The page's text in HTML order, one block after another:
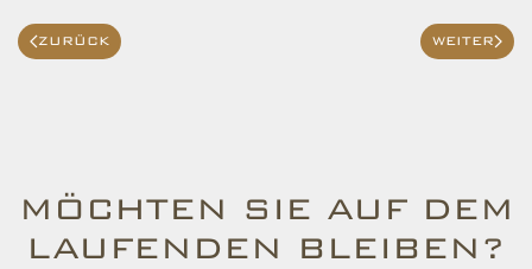
ZURÜCK WEITER
MÖCHTEN SIE AUF DEM
LAUFENDEN BLEIBEN?